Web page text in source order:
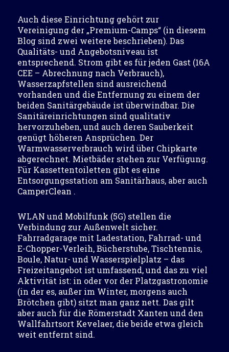
Auch diese Einrichtung gehört zur
Vereinigung der „Premium-Camps“ (in diesem
Blog sind zwei weitere beschrieben). Das
Qualitäts- und Angebotsniveau ist
entsprechend. Strom gibt es für jeden Gast (16A
CEE – Abrechnung nach Verbrauch),
Wasserzapfstellen sind ausreichend
vorhanden und die Entfernung zu einem der
beiden Sanitärgebäude ist überwindbar. Die
Sanitäreinrichtungen sind qualitativ
hervorzuheben, und auch deren Sauberkeit
genügt höheren Ansprüchen. Der
Warmwasserverbrauch wird über Chipkarte
abgerechnet. Mietbäder stehen zur Verfügung.
Für Kassettentoiletten gibt es eine
Entsorgungsstation am Sanitärhaus, aber auch
CamperClean .
WLAN und Mobilfunk (5G) stellen die
Verbindung zur Außenwelt sicher.
Fahrradgarage mit Ladestation, Fahrrad- und
E-Chopper-Verleih, Bücherstube, Tischtennis,
Boule, Natur- und Wasserspielplatz – das
Freizeitangebot ist umfassend, und das zu viel
Aktivität ist: in oder vor der Platzgastronomie
(in der es, außer im Winter, morgens auch
Brötchen gibt) sitzt man ganz nett. Das gilt
aber auch für die Römerstadt Xanten und den
Wallfahrtsort Kevelaer, die beide etwa gleich
weit entfernt sind.